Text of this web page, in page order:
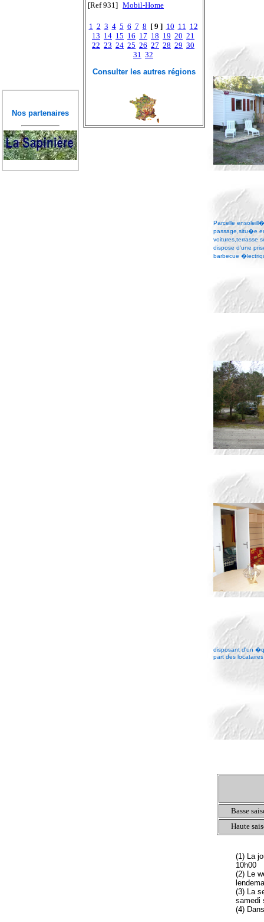
Nos partenaires
[Ref 931] Mobil-Home
1 2 3 4 5 6 7 8 [ 9 ] 10 11 12
13 14 15 16 17 18 19 20 21
22 23 24 25 26 27 28 29 30
31 32
Consulter les autres régions
Parcelle
passage,situ�e
voitures,terrasse
dispose d'une
barbecue
disposant d'un
part des
Basse
Haute
(1) La
10h00
(2) Le
(3) La
samedi
(4)